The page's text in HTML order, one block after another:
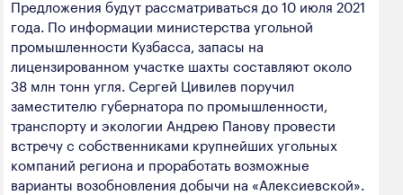
Предложения будут рассматриваться до 10 июля 2021
года. По информации министерства угольной
промышленности Кузбасса, запасы на
лицензированном участке шахты составляют около
38 млн тонн угля. Сергей Цивилев поручил
заместителю губернатора по промышленности,
транспорту и экологии Андрею Панову провести
встречу с собственниками крупнейших угольных
компаний региона и проработать возможные
варианты возобновления добычи на «Алексиевской».